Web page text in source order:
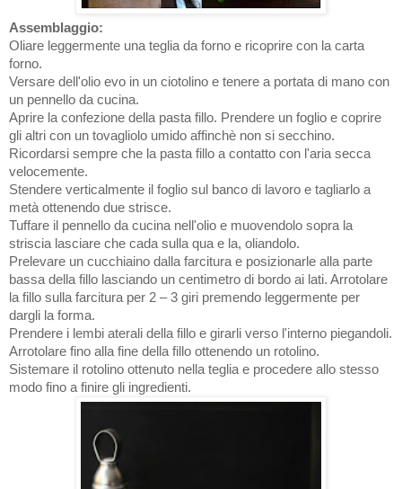
Assemblaggio:
Oliare leggermente una teglia da forno e ricoprire con la carta
forno.
Versare dell'olio evo in un ciotolino e tenere a portata di mano con
un pennello da cucina.
Aprire la confezione della pasta fillo. Prendere un foglio e coprire
gli altri con un tovagliolo umido affinchè non si secchino.
Ricordarsi sempre che la pasta fillo a contatto con l'aria secca
velocemente.
Stendere verticalmente il foglio sul banco di lavoro e tagliarlo a
metà ottenendo due strisce.
Tuffare il pennello da cucina nell'olio e muovendolo sopra la
striscia lasciare che cada sulla qua e la, oliandolo.
Prelevare un cucchiaino dalla farcitura e posizionarle alla parte
bassa della fillo lasciando un centimetro di bordo ai lati. Arrotolare
la fillo sulla farcitura per 2 – 3 giri premendo leggermente per
dargli la forma.
Prendere i lembi aterali della fillo e girarli verso l'interno piegandoli.
Arrotolare fino alla fine della fillo ottenendo un rotolino.
Sistemare il rotolino ottenuto nella teglia e procedere allo stesso
modo fino a finire gli ingredienti.